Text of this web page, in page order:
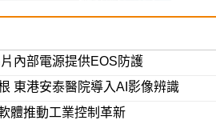
內部電源提供EOS防護
東港安泰醫院導入AI影像辨識
體推動工業控制革新